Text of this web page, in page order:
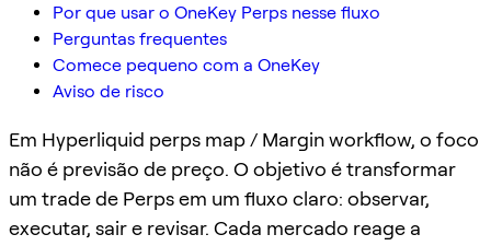
Por que usar o OneKey Perps nesse fluxo
Perguntas frequentes
Comece pequeno com a OneKey
Aviso de risco
Em Hyperliquid perps map / Margin workflow, o foco
não é previsão de preço. O objetivo é transformar
um trade de Perps em um fluxo claro: observar,
executar, sair e revisar. Cada mercado reage a